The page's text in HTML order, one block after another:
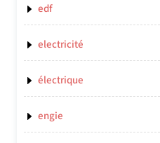
edf
electricité
électrique
engie